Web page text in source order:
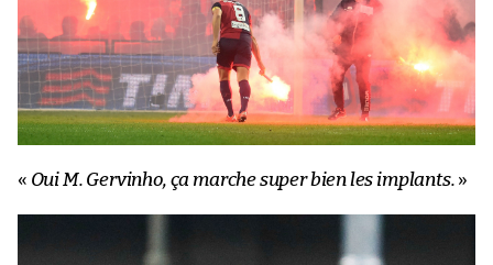
« Oui M. Gervinho, ça marche super bien les implants. »